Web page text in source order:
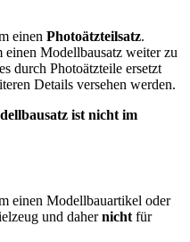
einen Photoätzteilsatz.
Modellbausatz weiter zu
durch Photoätzteile ersetzt
Details versehen werden.
ist nicht im
einen Modellbauartikel oder
und dahernicht für